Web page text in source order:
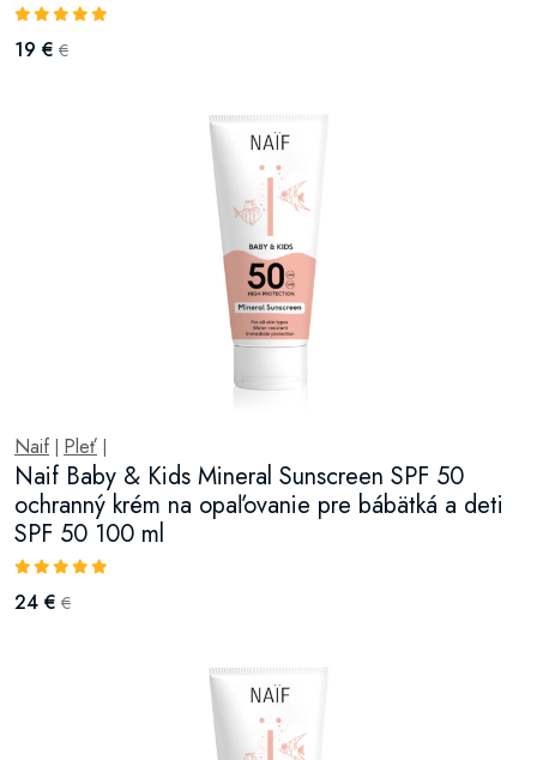
19 € €
Naif Pleť
Naif Baby & Kids Mineral Sunscreen SPF 50
ochranný krém na opaľovanie pre bábätká a deti
SPF 50 100 ml
24 € €